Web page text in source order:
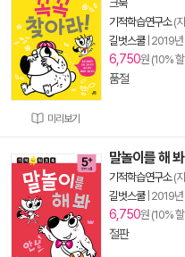
미리보기
크북
기적학습연구소(
길벗스쿨| 2019
6,750원 (10%
품절
말놀이를 해 봐
기적학습연구소(
길벗스쿨| 2019년
6,750원 (10%
절판